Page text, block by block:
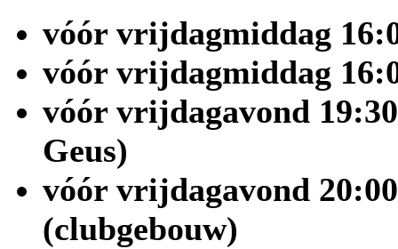
vóór vrijdagmiddag
vóór vrijdagmiddag
vóór vrijdagavond
Geus)
vóór vrijdagavond
(clubgebouw)